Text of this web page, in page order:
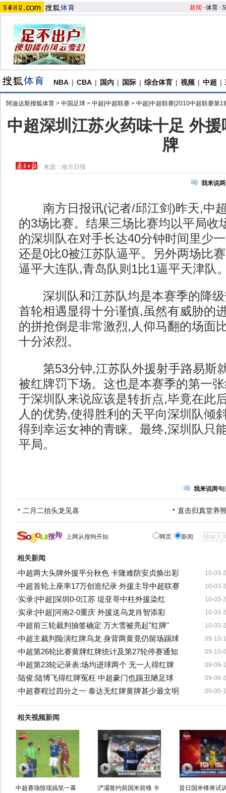
新闻 -体育-S
NBA | CBA | 国内 | 国际 | 综合体育 | 视频 | 中超 |
阿迪达斯搜狐体育 > 中国足球 > 中超|中超联赛 > 中超|中超联赛|2010中超联赛第1
中超深圳江苏火药味十足 外
牌
来源：南方日报
我来说
南方日报讯(记者/邱江剑)昨天,中超
的3场比赛。结果三场比赛均以平局收
的深圳队在对手长达40分钟时间里少
还是0比0被江苏队逼平。另外两场比
逼平大连队,青岛队则1比1逼平天津队
深圳队和江苏队均是本赛季的降级
首轮相遇显得十分谨慎,虽然有威胁的
的拼抢倒是非常激烈,人仰马翻的场面
十分浓烈。
第53分钟,江苏队外援射手路易斯
被红牌罚下场。这也是本赛季的第一
于深圳队来说应该是转折点,毕竟在此
人的优势,使得胜利的天平向深圳队倾
得到幸运女神的青睐。最终,深圳队只
平局。
我来说两句(
二月二抬头龙见喜 直击归真堂养
上网从搜狗开始 网页 新闻
相关新闻
10-03-
·中超两大头牌外援平分秋色 卡隆难防安贞焕出彩
10-03-
·中超首轮上座率17万创造纪录 外援主导中超联赛
10-03-
·实录:[中超]深圳0-0江苏 堤亚哥中柱外援染红
10-03-
·实录:[中超]河南2-0重庆 外援送乌龙肖智添彩
10-03-
·中超前三轮裁判抽签确定 万大雪被亮起"红牌"
09-10-
·中超主裁判险演红牌乌龙 身背两黄竟仍留场踢球
09-10-
·中超第26轮比赛黄牌红牌统计及第27轮停赛通知
09-09-
·中超第23轮记录表:场均进球两个 无一人得红牌
09-06-
·陆俊:陆博飞得红牌冤枉 中超豪门也踢丑陋足球
09-05-
·中超赛程过四分之一 泰达无红牌黄牌甚少最文明
相关视频新闻
中超赛场惊现搞笑一幕
浐灞签约前国米前锋 卡
昔日国米锋将试